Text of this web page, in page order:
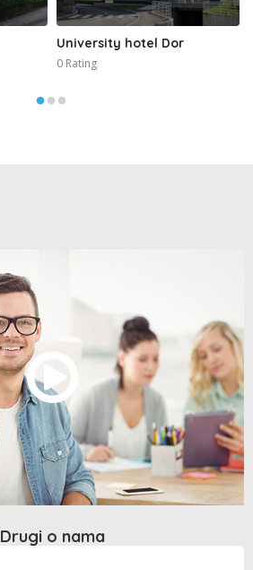
University hotel Dor
0 Rating
Drugi o nama